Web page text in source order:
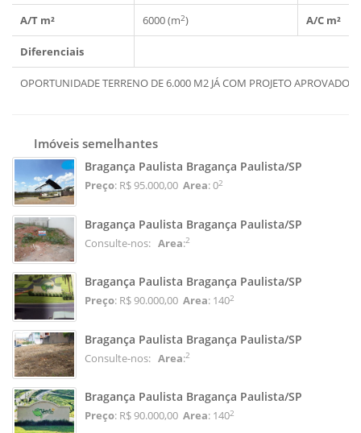
A/T m² 6000 (m2) A/C m²
Diferenciais
OPORTUNIDADE TERRENO DE 6.000 M2 JÁ COM PROJETO APROVADO
Imóveis semelhantes
Bragança Paulista Bragança Paulista/SP
Preço: R$ 95.000,00 Area: 02
Bragança Paulista Bragança Paulista/SP
Consulte-nos: Area:2
Bragança Paulista Bragança Paulista/SP
Preço: R$ 90.000,00 Area: 1402
Bragança Paulista Bragança Paulista/SP
Consulte-nos: Area:2
Bragança Paulista Bragança Paulista/SP
Preço: R$ 90.000,00 Area: 1402